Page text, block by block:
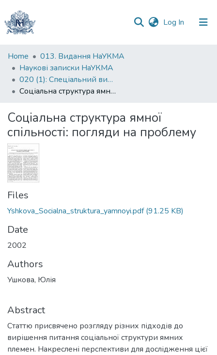
Log In (current)
Communities
&
Collections
All of DSpace
Statistics
Home
013. Видання НаУКМА
Наукові записки НаУКМА
020 (1): Спеціальний випуск
Соціальна структура ямної спільності: погляди на проблему
Соціальна структура ямної
спільності: погляди на проблему
Files
Yshkova_Socialna_struktura_yamnoyi.pdf(91.25 KB)
Date
2002
Authors
Ушкова, Юлія
Abstract
Статтю присвячено розгляду різних підходів до
вирішення питання соціальної структури ямних
племен. Накреслені перспективи для дослідження цієї